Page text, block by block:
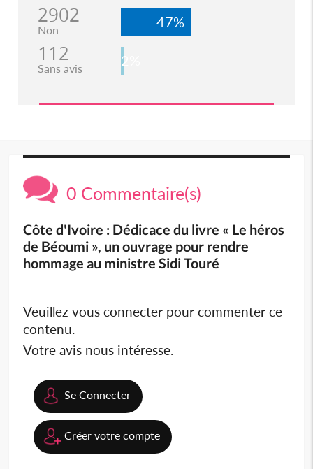
2902
Non 47%
112
Sans avis 2%
0 Commentaire(s)
Côte d'Ivoire : Dédicace du livre « Le héros
de Béoumi », un ouvrage pour rendre
hommage au ministre Sidi Touré
Veuillez vous connecter pour commenter ce
contenu.
Votre avis nous intéresse.
Se Connecter
Créer votre compte